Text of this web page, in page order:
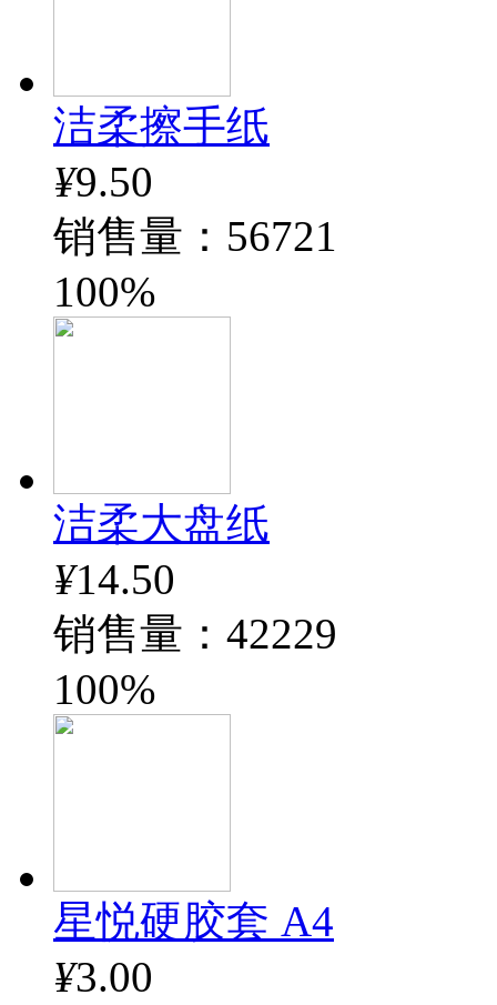
洁柔擦手纸
¥9.50
销售量：56721
100%
洁柔大盘纸
¥14.50
销售量：42229
100%
星悦硬胶套 A4
¥3.00